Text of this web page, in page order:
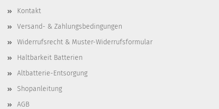
Kontakt
Versand- & Zahlungsbedingungen
Widerrufsrecht & Muster-Widerrufsformular
Haltbarkeit Batterien
Altbatterie-Entsorgung
Shopanleitung
AGB